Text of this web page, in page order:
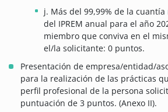
j. Más del 99,99% de la
del IPREM anual para el año
miembro que conviva en el
el/la solicitante: 0 puntos.
Presentación de empresa/entidad/
para la realización de las prácticas
perfil profesional de la persona
puntuación de 3 puntos. (Anexo II).